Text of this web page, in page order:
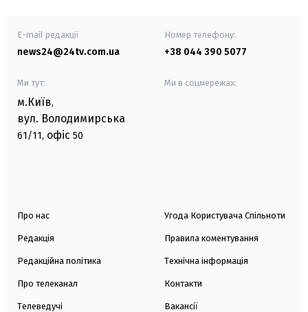
E-mail редакції
news24@24tv.com.ua
Номер телефону:
+38 044 390 5077
Ми тут:
м.Київ,
вул. Володимирська
61/11, офіс 50
Ми в соцмережах:
Про нас
Редакція
Редакційна політика
Про телеканал
Телеведучі
Угода Користувача Спільноти
Правила коментування
Технічна інформація
Контакти
Вакансії